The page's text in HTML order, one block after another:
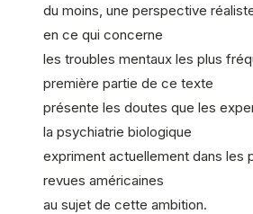
du moins, une perspective
en ce qui concerne
les troubles mentaux les plus
première partie de ce texte
présente les doutes que les
la psychiatrie biologique
expriment actuellement dans les
revues américaines
au sujet de cette ambition.